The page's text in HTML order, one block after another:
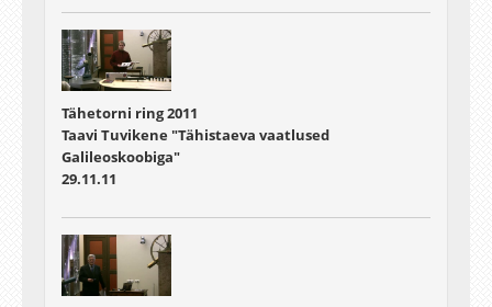
Tähetorni ring 2011
Taavi Tuvikene "Tähistaeva vaatlused
Galileoskoobiga"
29.11.11